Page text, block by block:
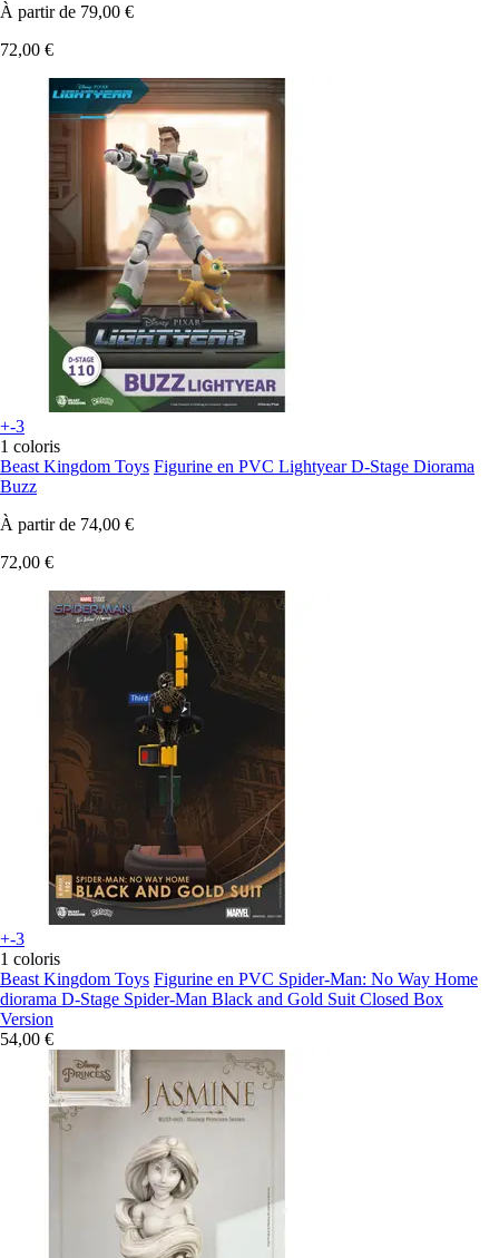
À partir de 79,00 €
72,00 €
+-3
1 coloris
Beast Kingdom Toys Figurine en PVC Lightyear D-Stage Diorama
Buzz
À partir de 74,00 €
72,00 €
+-3
1 coloris
Beast Kingdom Toys Figurine en PVC Spider-Man: No Way Home
diorama D-Stage Spider-Man Black and Gold Suit Closed Box
Version
54,00 €